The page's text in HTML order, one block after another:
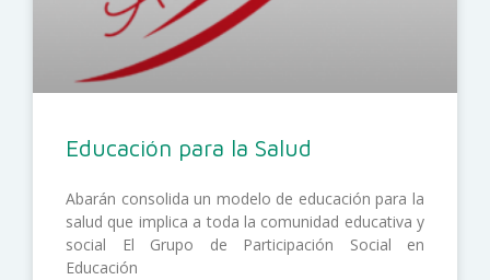
Educación para la Salud
Abarán consolida un modelo de educación para la
salud que implica a toda la comunidad educativa y
social El Grupo de Participación Social en
Educación